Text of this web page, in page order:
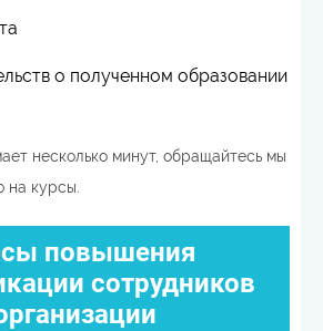
о полученном образовании
несколько минут, обращайтесь мы
на курсы.
повышения
сотрудников